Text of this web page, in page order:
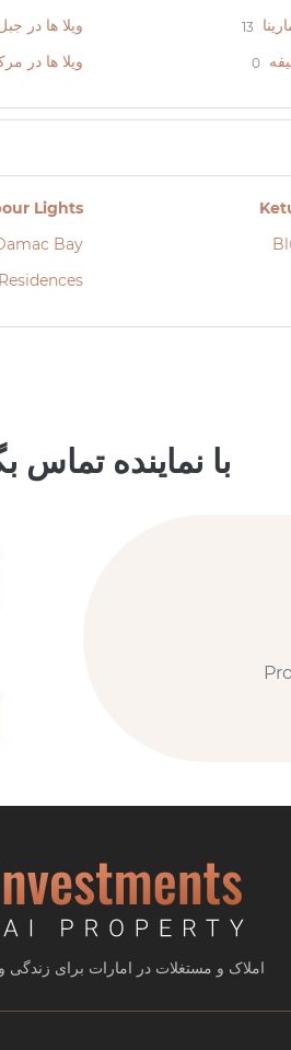
13 ویلا ها در
0 ویلا ها در
Lights
Bay
با نماینده تماس
املاک و مستغلات در امارات برای زندگی